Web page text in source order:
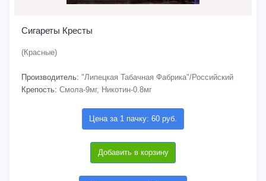
Сигареты Кресты
(Красные)
Производитель: "Липецкая Табачная Фабрика"/Российский
Крепость: Смола-9мг, Никотин-0.8мг
Цена за 1 пачку: 60 руб.
Добавить в корзину